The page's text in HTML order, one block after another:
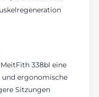
338bl eine
ergonomische
Sitzungen